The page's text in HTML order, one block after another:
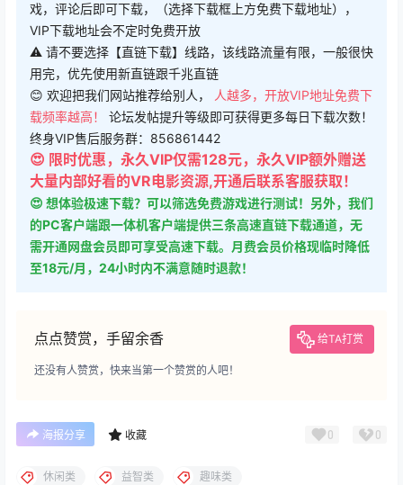
戏，评论后即可下载，（选择下载框上方免费下载地址），
VIP下载地址会不定时免费开放
⚠ 请不要选择【直链下载】线路，该线路流量有限，一般很快
用完，优先使用新直链跟千兆直链
😊 欢迎把我们网站推荐给别人，
人越多，开放VIP地址免费下
载频率越高！ 论坛发帖提升等级即可获得更多每日下载次数！
终身VIP售后服务群：856861442
😍 限时优惠，永久VIP仅需128元，永久VIP额外赠送
大量内部好看的VR电影资源,开通后联系客服获取！
😍 想体验极速下载？可以筛选免费游戏进行测试！另外，我们
的PC客户端跟一体机客户端提供三条高速直链下载通道，无
需开通网盘会员即可享受高速下载。月费会员价格现临时降低
至18元/月，24小时内不满意随时退款！
点点赞赏，手留余香 给TA打赏
还没有人赞赏，快来当第一个赞赏的人吧！
海报分享 收藏 0 0
休闲类 益智类 趣味类